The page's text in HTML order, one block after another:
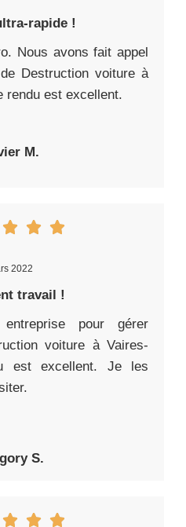
rapide !
Nous avons fait appel
Destruction voiture à
rendu est excellent.
M.
2022
travail !
pour gérer
voiture à Vaires-
est excellent. Je les
S.